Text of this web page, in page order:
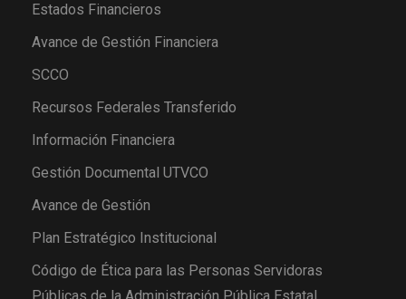
Estados Financieros
Avance de Gestión Financiera
SCCO
Recursos Federales Transferido
Información Financiera
Gestión Documental UTVCO
Avance de Gestión
Plan Estratégico Institucional
Código de Ética para las Personas Servidoras